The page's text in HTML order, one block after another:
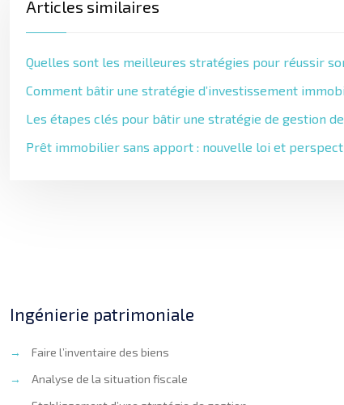
Articles similaires
Quelles sont les meilleures stratégies pour réussir
Comment bâtir une stratégie d’investissement
Les étapes clés pour bâtir une stratégie de gestion
Prêt immobilier sans apport : nouvelle loi et
Ingénierie patrimoniale
→
Faire l’inventaire des biens
→
Analyse de la situation fiscale